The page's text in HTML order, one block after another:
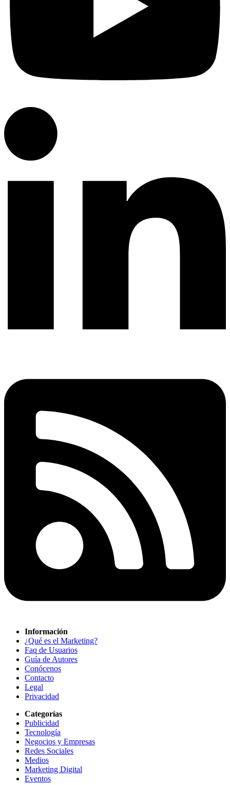
Información
¿Qué es el Marketing?
Faq de Usuarios
Guía de Autores
Conócenos
Contacto
Legal
Privacidad
Categorías
Publicidad
Tecnología
Negocios y Empresas
Redes Sociales
Medios
Marketing Digital
Eventos